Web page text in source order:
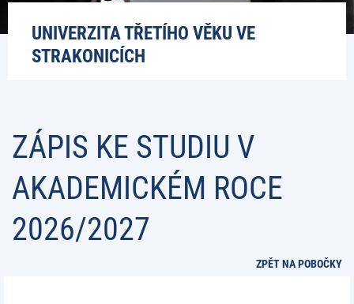
UNIVERZITA TŘETÍHO VĚKU VE
STRAKONICÍCH
ZÁPIS KE STUDIU V
AKADEMICKÉM ROCE
2026/2027
ZPĚT NA POBOČKY